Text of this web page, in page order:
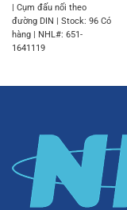
| Cụm đấu nối theo
đường DIN | Stock: 96 Có
hàng | NHL#: 651-
1641119